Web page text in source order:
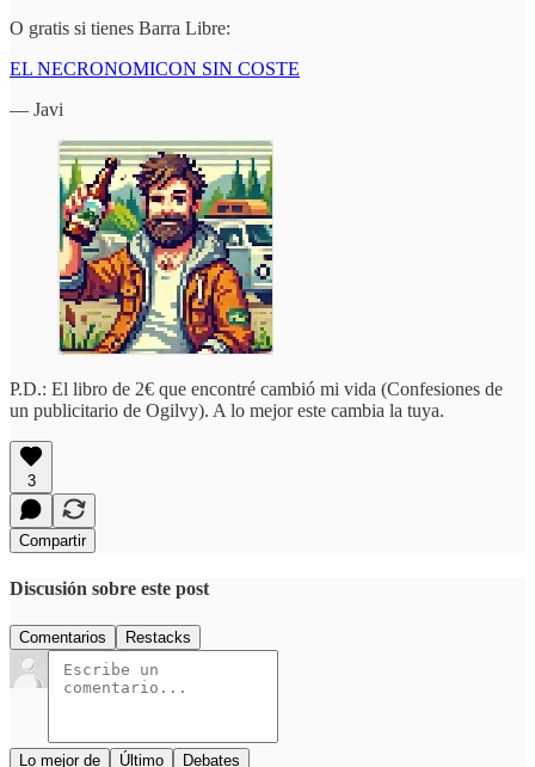
O gratis si tienes Barra Libre:
EL NECRONOMICON SIN COSTE
— Javi
P.D.: El libro de 2€ que encontré cambió mi vida (Confesiones de
un publicitario de Ogilvy). A lo mejor este cambia la tuya.
3
Compartir
Discusión sobre este post
Comentarios Restacks
Lo mejor de Último Debates